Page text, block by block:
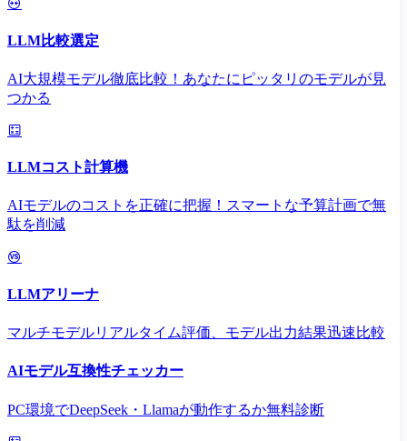
LLM比較選定
AI大規模モデル徹底比較！あなたにピッタリのモデルが見
つかる
LLMコスト計算機
AIモデルのコストを正確に把握！スマートな予算計画で無
駄を削減
LLMアリーナ
マルチモデルリアルタイム評価、モデル出力結果迅速比較
AIモデル互換性チェッカー
PC環境でDeepSeek・Llamaが動作するか無料診断